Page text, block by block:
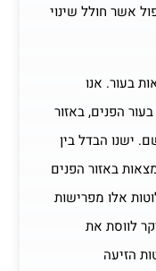
אשר חולל שינוי
בעור. אנו
הפנים, באזור
ישנו הבדל בין
באזור הפנים
אלו מפרישות
לווסת את
הזיעה